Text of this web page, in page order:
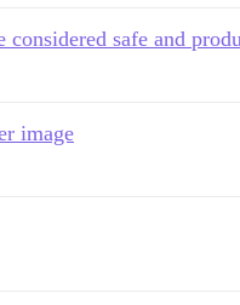
etc/nginx/
discourse/public
safe and
image